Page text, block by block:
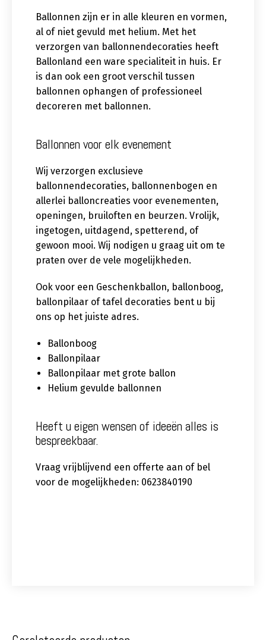
Ballonnen zijn er in alle kleuren en vormen,
al of niet gevuld met helium. Met het
verzorgen van ballonnendecoraties heeft
Ballonland een ware specialiteit in huis. Er
is dan ook een groot verschil tussen
ballonnen ophangen of professioneel
decoreren met ballonnen.
Ballonnen voor elk evenement
Wij verzorgen exclusieve
ballonnendecoraties, ballonnenbogen en
allerlei balloncreaties voor evenementen,
openingen, bruiloften en beurzen. Vrolijk,
ingetogen, uitdagend, spetterend, of
gewoon mooi. Wij nodigen u graag uit om te
praten over de vele mogelijkheden.
Ook voor een Geschenkballon, ballonboog,
ballonpilaar of tafel decoraties bent u bij
ons op het juiste adres.
Ballonboog
Ballonpilaar
Ballonpilaar met grote ballon
Helium gevulde ballonnen
Heeft u eigen wensen of ideeën alles is
bespreekbaar.
Vraag vrijblijvend een offerte aan of bel
voor de mogelijkheden: 0623840190